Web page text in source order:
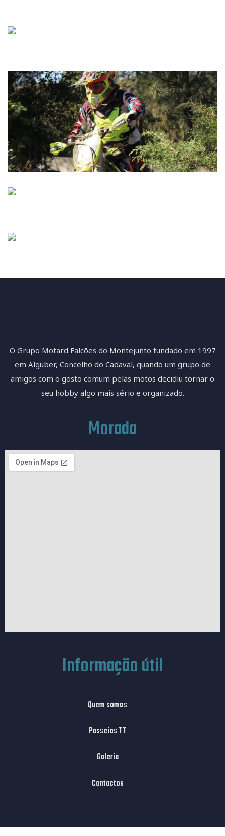
O Grupo Motard Falcões do Montejunto fundado em 1997
em Alguber, Concelho do Cadaval, quando um grupo de
amigos com o gosto comum pelas motos decidiu tornar o
seu hobby algo mais sério e organizado.
Morada
Informação útil
Quem somos
Passeios TT
Galeria
Contactos